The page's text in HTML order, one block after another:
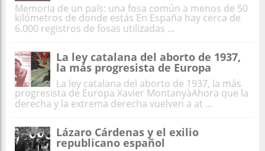
Memoria de un país: una fosa común a menos de 50
kilómetros de donde estás En España hay cerca de
6.000 registros de fosas utilizadas ...
La ley catalana del aborto de 1937,
la más progresista de Europa
La ley catalana del aborto de 1937, la más
progresista de Europa Xavier MontanyàAhora que la
derecha y la extrema derecha vuelven a at ...
Lázaro Cárdenas y el exilio
republicano español